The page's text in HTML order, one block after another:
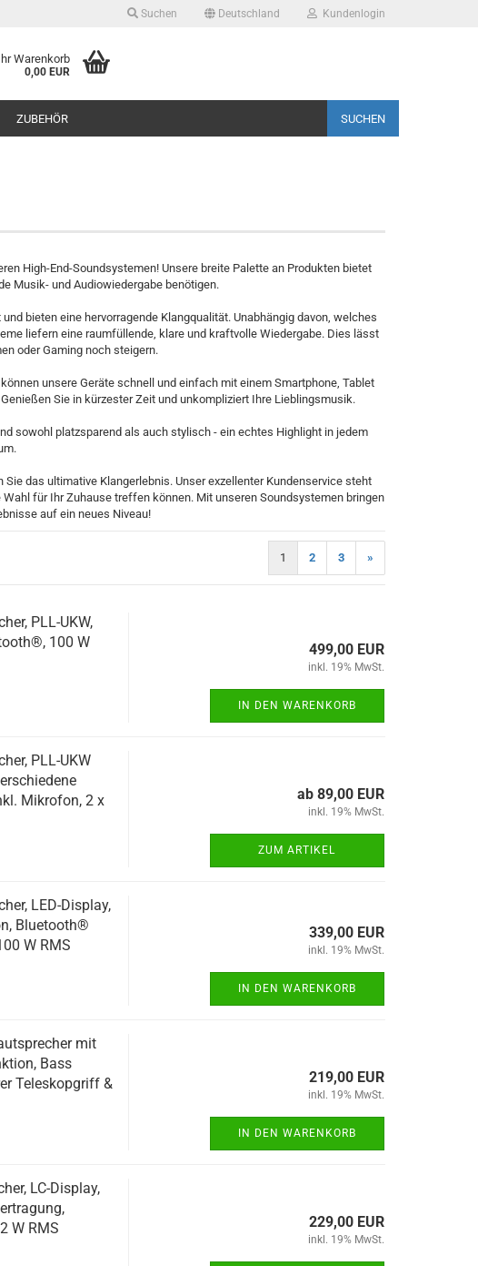
Suchen Deutschland Kundenlogin
Warenkorb
0,00 EUR
ZUBEHÖR SUCHEN
High-End-Soundsystemen! Unsere breite Palette an Produkten bietet
Musik- und Audiowiedergabe benötigen.
bieten eine hervorragende Klangqualität. Unabhängig davon, welches
liefern eine raumfüllende, klare und kraftvolle Wiedergabe. Dies lässt
oder Gaming noch steigern.
unsere Geräte schnell und einfach mit einem Smartphone, Tablet
Sie in kürzester Zeit und unkompliziert Ihre Lieblingsmusik.
sowohl platzsparend als auch stylisch - ein echtes Highlight in jedem
das ultimative Klangerlebnis. Unser exzellenter Kundenservice steht
für Ihr Zuhause treffen können. Mit unseren Soundsystemen bringen
auf ein neues Niveau!
1 2 3 »
PLL-UKW,
100 W
499,00 EUR
inkl. 19% MwSt.
IN DEN WARENKORB
PLL-UKW
Mikrofon, 2 x
ab 89,00 EUR
inkl. 19% MwSt.
ZUM ARTIKEL
LED-Display,
Bluetooth®
W RMS
339,00 EUR
inkl. 19% MwSt.
IN DEN WARENKORB
mit
Bass
Teleskopgriff &
219,00 EUR
inkl. 19% MwSt.
IN DEN WARENKORB
LC-Display,
W RMS
229,00 EUR
inkl. 19% MwSt.